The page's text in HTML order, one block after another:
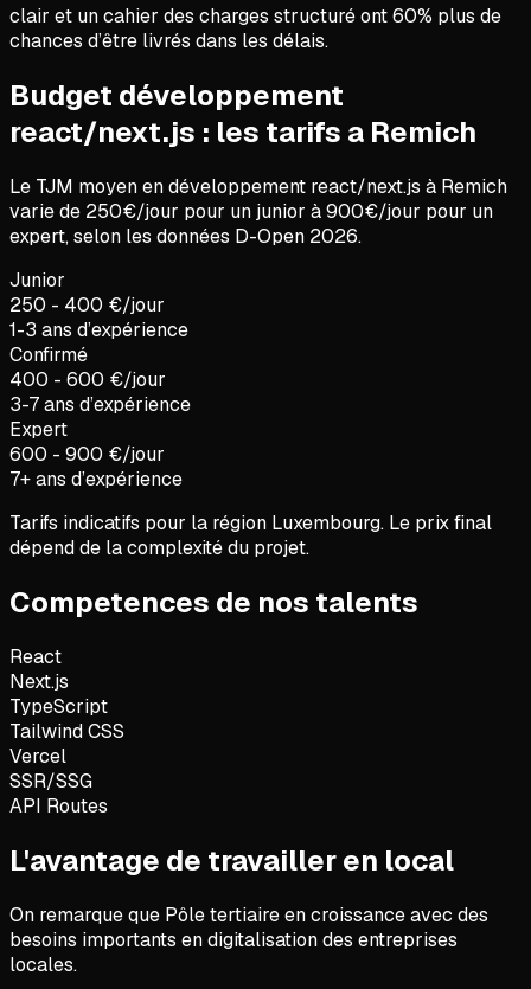
clair et un cahier des charges structuré ont 60% plus de
chances d’être livrés dans les délais.
Budget développement
react/next.js : les tarifs a Remich
Le TJM moyen endéveloppement react/next.js à Remich
varie de 250€/jour pour un junior à900€/jour pour un
expert, selon les données D-Open 2026.
Junior
250 - 400 €/jour
1-3 ans d’expérience
Confirmé
400 - 600 €/jour
3-7 ans d’expérience
Expert
600 - 900 €/jour
7+ ans d’expérience
Tarifs indicatifs pour la région Luxembourg. Le prix final
dépend de la complexité du projet.
Competences de nos talents
React
Next.js
TypeScript
Tailwind CSS
Vercel
SSR/SSG
API Routes
L'avantage de travailler en local
On remarque que Pôle tertiaire en croissance avec des
besoins importants en digitalisation des entreprises
locales.